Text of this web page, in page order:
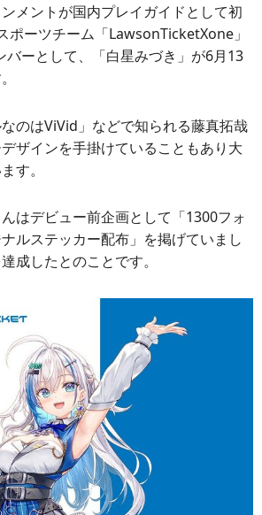
メントが国内プレイガイドとして初
ポーツチーム「LawsonTicketXone」
ーとして、「白星みづき」が6月13
なのはViVid」などで知られる藤真拓哉
ザインを手掛けていることもあり大
す。
はデビュー前企画として「1300フォ
ルステッカー配布」を掲げていまし
成したとのことです。